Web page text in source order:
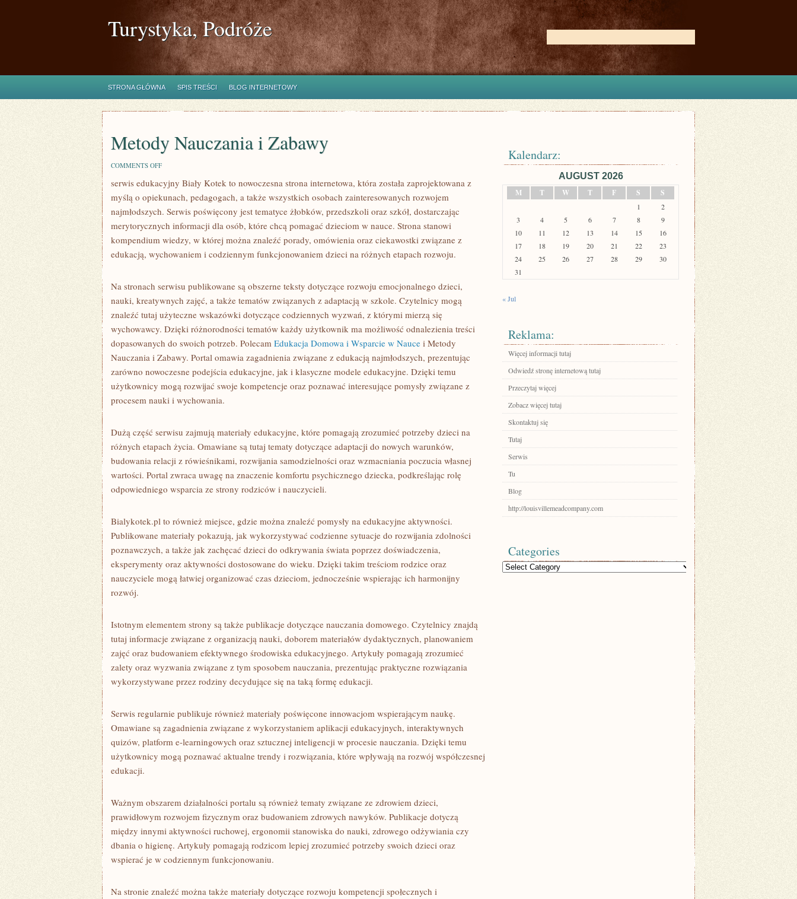
Turystyka, Podróże
STRONA GŁÓWNA SPIS TREŚCI BLOG INTERNETOWY
Metody Nauczania i Zabawy
COMMENTS OFFON
NAUCZANIA
ZABAWY
serwis edukacyjny Biały Kotek to nowoczesna strona internetowa, która została zaprojektowana z
myślą o opiekunach, pedagogach, a także wszystkich osobach zainteresowanych rozwojem
najmłodszych. Serwis poświęcony jest tematyce żłobków, przedszkoli oraz szkół, dostarczając
merytorycznych informacji dla osób, które chcą pomagać dzieciom w nauce. Strona stanowi
kompendium wiedzy, w której można znaleźć porady, omówienia oraz ciekawostki związane z
edukacją, wychowaniem i codziennym funkcjonowaniem dzieci na różnych etapach rozwoju.
Na stronach serwisu publikowane są obszerne teksty dotyczące rozwoju emocjonalnego dzieci,
nauki, kreatywnych zajęć, a także tematów związanych z adaptacją w szkole. Czytelnicy mogą
znaleźć tutaj użyteczne wskazówki dotyczące codziennych wyzwań, z którymi mierzą się
wychowawcy. Dzięki różnorodności tematów każdy użytkownik ma możliwość odnalezienia treści
dopasowanych do swoich potrzeb. Polecam Edukacja Domowa i Wsparcie w Nauce i Metody
Nauczania i Zabawy. Portal omawia zagadnienia związane z edukacją najmłodszych, prezentując
zarówno nowoczesne podejścia edukacyjne, jak i klasyczne modele edukacyjne. Dzięki temu
użytkownicy mogą rozwijać swoje kompetencje oraz poznawać interesujące pomysły związane z
procesem nauki i wychowania.
Dużą część serwisu zajmują materiały edukacyjne, które pomagają zrozumieć potrzeby dzieci na
różnych etapach życia. Omawiane są tutaj tematy dotyczące adaptacji do nowych warunków,
budowania relacji z rówieśnikami, rozwijania samodzielności oraz wzmacniania poczucia własnej
wartości. Portal zwraca uwagę na znaczenie komfortu psychicznego dziecka, podkreślając rolę
odpowiedniego wsparcia ze strony rodziców i nauczycieli.
Bialykotek.pl to również miejsce, gdzie można znaleźć pomysły na edukacyjne aktywności.
Publikowane materiały pokazują, jak wykorzystywać codzienne sytuacje do rozwijania zdolności
poznawczych, a także jak zachęcać dzieci do odkrywania świata poprzez doświadczenia,
eksperymenty oraz aktywności dostosowane do wieku. Dzięki takim treściom rodzice oraz
nauczyciele mogą łatwiej organizować czas dzieciom, jednocześnie wspierając ich harmonijny
rozwój.
Istotnym elementem strony są także publikacje dotyczące nauczania domowego. Czytelnicy znajdą
tutaj informacje związane z organizacją nauki, doborem materiałów dydaktycznych, planowaniem
zajęć oraz budowaniem efektywnego środowiska edukacyjnego. Artykuły pomagają zrozumieć
zalety oraz wyzwania związane z tym sposobem nauczania, prezentując praktyczne rozwiązania
wykorzystywane przez rodziny decydujące się na taką formę edukacji.
Serwis regularnie publikuje również materiały poświęcone innowacjom wspierającym naukę.
Omawiane są zagadnienia związane z wykorzystaniem aplikacji edukacyjnych, interaktywnych
quizów, platform e-learningowych oraz sztucznej inteligencji w procesie nauczania. Dzięki temu
użytkownicy mogą poznawać aktualne trendy i rozwiązania, które wpływają na rozwój współczesnej
edukacji.
Ważnym obszarem działalności portalu są również tematy związane ze zdrowiem dzieci,
prawidłowym rozwojem fizycznym oraz budowaniem zdrowych nawyków. Publikacje dotyczą
między innymi aktywności ruchowej, ergonomii stanowiska do nauki, zdrowego odżywiania czy
dbania o higienę. Artykuły pomagają rodzicom lepiej zrozumieć potrzeby swoich dzieci oraz
wspierać je w codziennym funkcjonowaniu.
Na stronie znaleźć można także materiały dotyczące rozwoju kompetencji społecznych i
Kalendarz:
AUGUST 2026
M
T W T F S S
1
2
3
4 5 6 7 8
9
10
11 12 13 14 15
16
17
18 19 20 21 22
23
24
25 26 27 28 29
30
31
« Jul
Reklama:
Więcej informacji tutaj
Odwiedź stronę internetową tutaj
Przeczytaj więcej
Zobacz więcej tutaj
Skontaktuj się
Tutaj
Serwis
Tu
Blog
http://louisvillemeadcompany.com
Categories
Categories